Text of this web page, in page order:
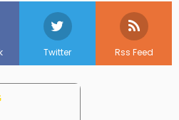
Twitter Rss Feed